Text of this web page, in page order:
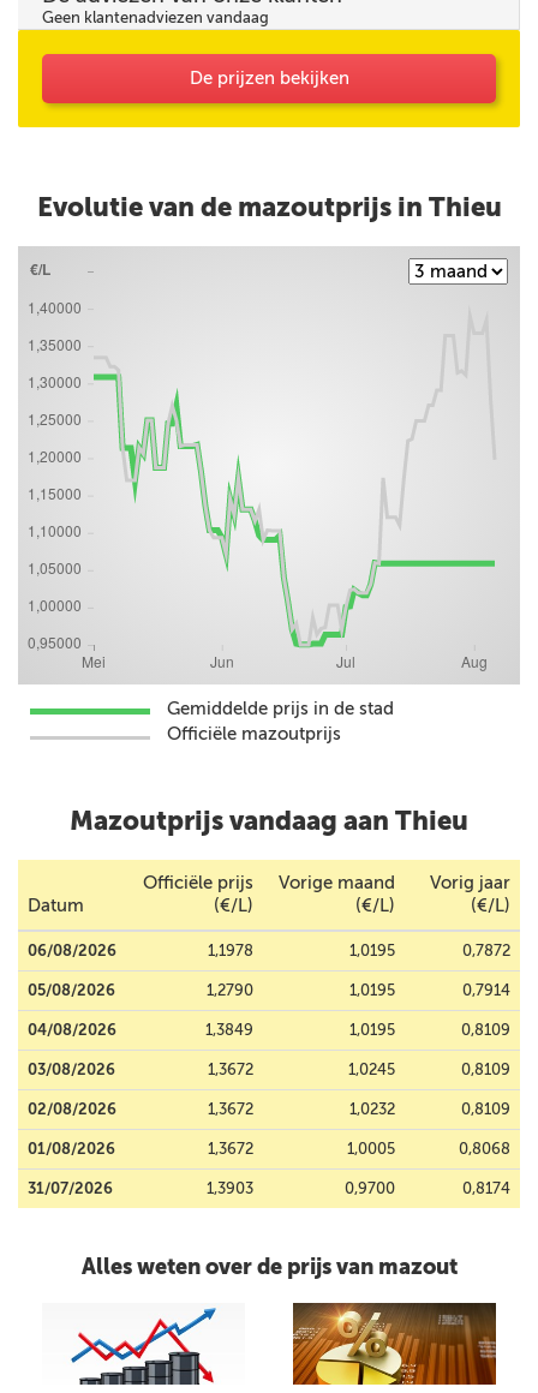
Geen klantenadviezen vandaag
De prijzen bekijken
Evolutie van de mazoutprijs in Thieu
Gemiddelde prijs in de stad
Officiële mazoutprijs
Mazoutprijs vandaag aan Thieu
Datum
Officiële prijs
(€/L)
Vorige maand
(€/L)
Vorig jaar
(€/L)
06/08/2026 1,1978 1,0195 0,7872
05/08/2026 1,2790 1,0195 0,7914
04/08/2026 1,3849 1,0195 0,8109
03/08/2026 1,3672 1,0245 0,8109
02/08/2026 1,3672 1,0232 0,8109
01/08/2026 1,3672 1,0005 0,8068
31/07/2026 1,3903 0,9700 0,8174
Alles weten over de prijs van mazout